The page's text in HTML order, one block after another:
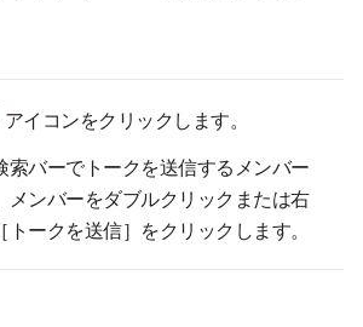
アイコンをクリックします。
索バーでトークを送信するメンバー
メンバーをダブルクリックまたは右
ークを送信］をクリックします。